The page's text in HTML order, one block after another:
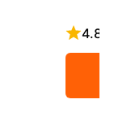
4.8